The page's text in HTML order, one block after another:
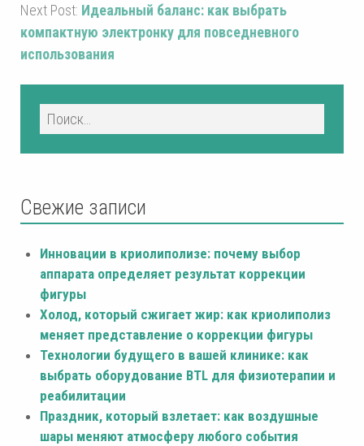
Next Post: Идеальный баланс: как выбрать
компактную электронку для повседневного
использования
Свежие записи
Инновации в криолиполизе: почему выбор
аппарата определяет результат коррекции
фигуры
Холод, который сжигает жир: как криолиполиз
меняет представление о коррекции фигуры
Технологии будущего в вашей клинике: как
выбрать оборудование BTL для физиотерапии и
реабилитации
Праздник, который взлетает: как воздушные
шары меняют атмосферу любого события